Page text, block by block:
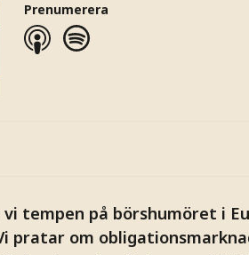
Prenumerera
tempen på börshumöret i
pratar om